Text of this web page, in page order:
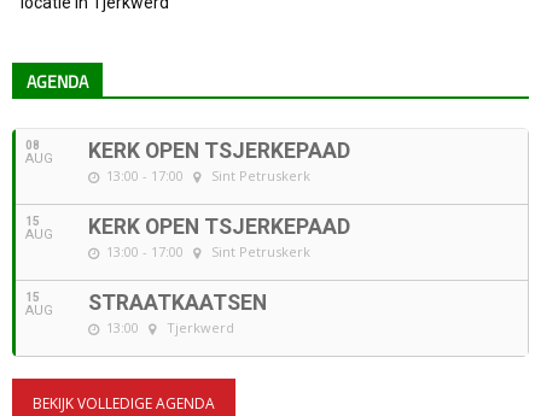
AGENDA
08
AUG KERK OPEN TSJERKEPAAD
13:00 - 17:00 Sint Petruskerk
15
AUG KERK OPEN TSJERKEPAAD
13:00 - 17:00 Sint Petruskerk
15
AUG STRAATKAATSEN
13:00 Tjerkwerd
BEKIJK VOLLEDIGE AGENDA